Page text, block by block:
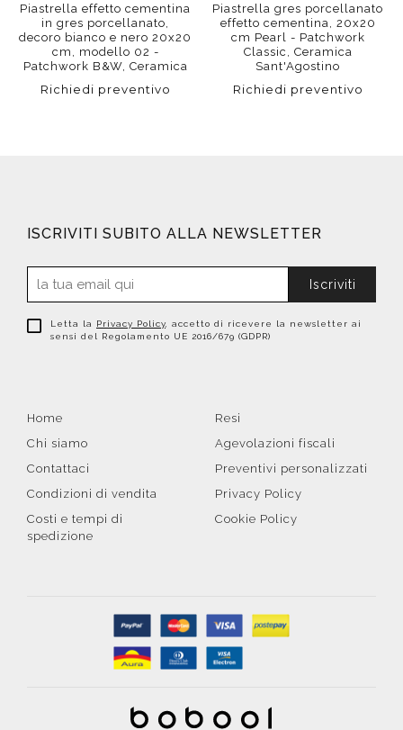
Piastrella effetto cementina
in gres porcellanato,
decoro bianco e nero 20x20
cm, modello 02 -
Patchwork B&W, Ceramica
Richiedi preventivo
Piastrella gres porcellanato
effetto cementina, 20x20
cm Pearl - Patchwork
Classic, Ceramica
Sant'Agostino
Richiedi preventivo
ISCRIVITI SUBITO ALLA NEWSLETTER
Iscriviti
Letta la Privacy Policy , accetto di ricevere la newsletter ai
sensi del Regolamento UE 2016/679 (GDPR)
Home
Chi siamo
Contattaci
Condizioni di vendita
Costi e tempi di
spedizione
Resi
Agevolazioni fiscali
Preventivi personalizzati
Privacy Policy
Cookie Policy